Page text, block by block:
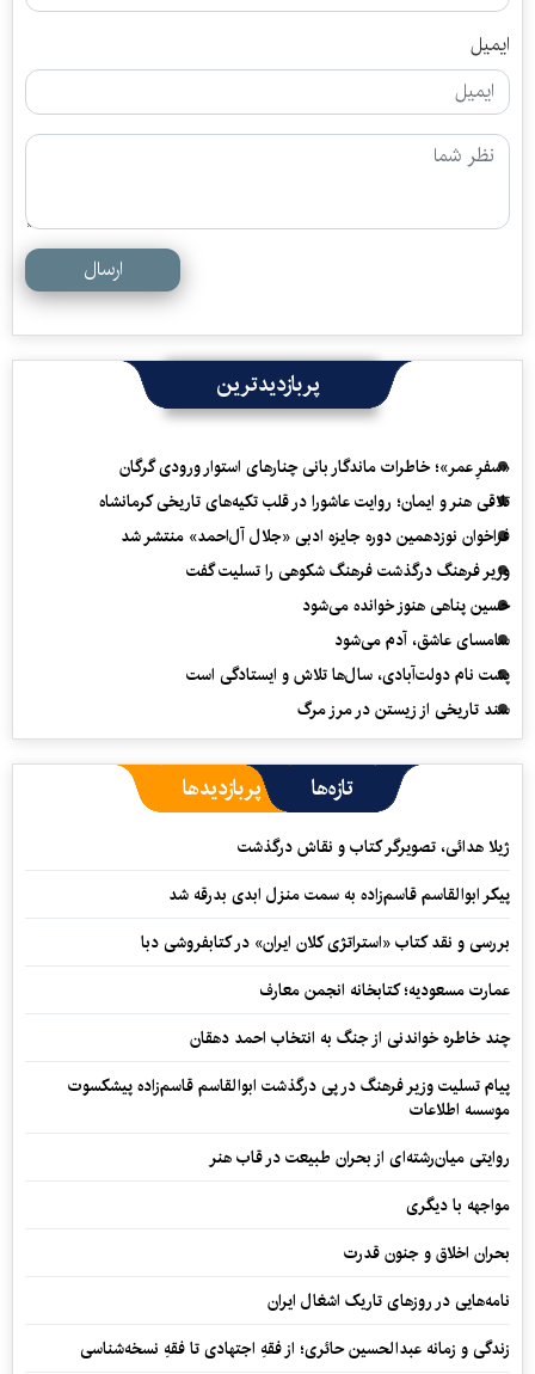
ایمیل
ارسال
پربازدیدترین
«سفرِ عمر»؛ خاطرات ماندگار بانی چنارهای استوار ورودی گرگان
تلاقی هنر و ایمان؛ روایت عاشورا در قلب تکیه‌های تاریخی کرمانشاه
فراخوان نوزدهمین دوره جایزه ادبی «جلال آل‌احمد» منتشر شد
وزیر فرهنگ درگذشت فرهنگ شکوهی را تسلیت گفت
حسین پناهی هنوز خوانده می‌شود
سامسای عاشق، آدم می‌شود
پشت نام دولت‌آبادی، سال‌ها تلاش و ایستادگی است
سند تاریخی از زیستن در مرز مرگ
تازه‌ها پربازدیدها
ژیلا هدائی، تصویرگر کتاب و نقاش درگذشت
پیکر ابوالقاسم قاسم‌زاده به سمت منزل ابدی بدرقه شد
بررسی و نقد کتاب «استراتژی کلان ایران» در کتابفروشی دبا
عمارت مسعودیه؛ کتابخانه انجمن معارف
چند خاطره خواندنی از جنگ به انتخاب احمد دهقان
پیام تسلیت وزیر فرهنگ در پی درگذشت ابوالقاسم قاسم‌زاده پیشکسوت
موسسه اطلاعات
روایتی میان‌رشته‌ای از بحران طبیعت در قاب هنر
مواجهه با دیگری
بحران اخلاق و جنون قدرت
نامه‌هایی در روزهای تاریک اشغال ایران
زندگی و زمانه عبدالحسین حائری؛ از فقهِ اجتهادی تا فقهِ نسخه‌شناسی